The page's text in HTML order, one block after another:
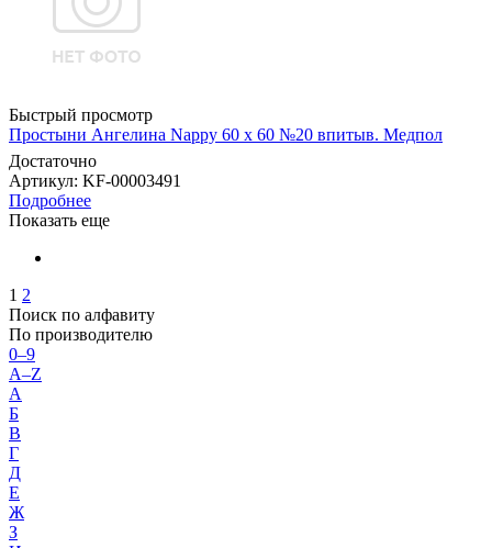
Быстрый просмотр
Простыни Ангелина Nappy 60 х 60 №20 впитыв. Медпол
Достаточно
Артикул: KF-00003491
Подробнее
Показать еще
1 2
Поиск по алфавиту
По производителю
0–9
A–Z
А
Б
В
Г
Д
Е
Ж
З